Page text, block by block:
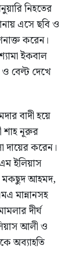
নিহতের
এসে ছবি ও
করেন।
ইকবাল
ও বেল্ট দেখে
বাদী হয়ে
শাহ নূরুর
দায়ের করেন।
ইলিয়াস
মকছুদ আহমদ,
মান্নানসহ
দীর্ঘ
আলী ও
অব্যাহতি